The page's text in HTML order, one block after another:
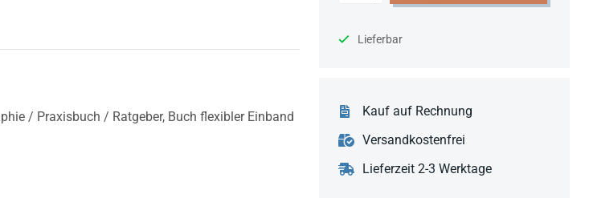
/ Praxisbuch / Ratgeber, Buch flexibler Einband
Lieferbar
Kauf auf Rechnung
Versandkostenfrei
Lieferzeit 2-3 Werktage